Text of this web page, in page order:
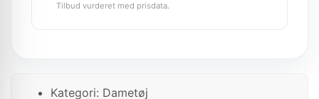
Tilbud vurderet med prisdata.
Kategori: Dametøj